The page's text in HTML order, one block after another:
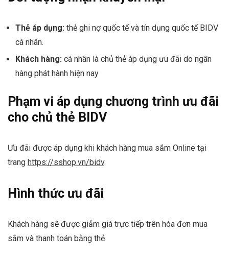
Thẻ áp dụng: thẻ ghi nợ quốc tế và tín dụng quốc tế BIDV
cá nhân.
Khách hàng: cá nhân là chủ thẻ áp dụng ưu đãi do ngân
hàng phát hành hiện nay
Phạm vi áp dụng chương trình ưu đãi
cho chủ thẻ BIDV
Ưu đãi được áp dụng khi khách hàng mua sắm Online tại
trang https://sshop.vn/bidv.
Hình thức ưu đãi
Khách hàng sẽ được giảm giá trực tiếp trên hóa đơn mua
sắm và thanh toán bằng thẻ